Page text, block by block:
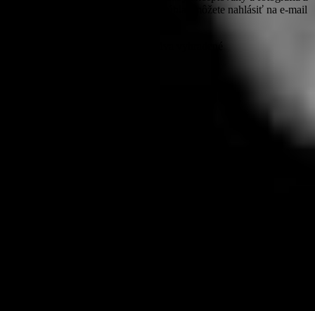
webového priestoru odstránená. Nesúhlas môžete nahlásiť na e-mail